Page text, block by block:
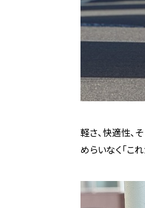
軽さ、快適性、
めらいなく「こ